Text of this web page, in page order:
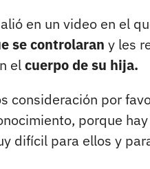
en un video en el
se controlaran y les
elcuerpo de su hija.
consideración por
porque hay
difícil para ellos y